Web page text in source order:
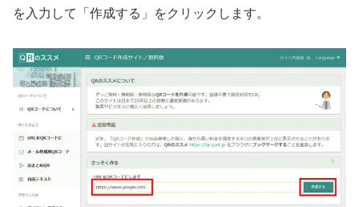
を入力して「作成する」をクリックします。